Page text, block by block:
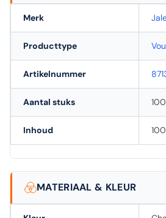
Merk
Producttype
Artikelnummer
Aantal stuks 100
Inhoud 100
MATERIAAL & KLEUR